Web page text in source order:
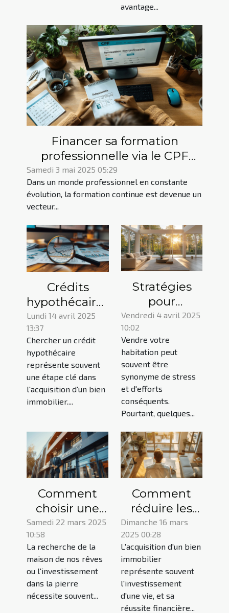
avantage...
Financer sa formation
professionnelle via le CPF
mode d'emploi et astuces
Samedi 3 mai 2025 05:29
Dans un monde professionnel en constante
évolution, la formation continue est devenue un
vecteur...
Crédits
hypothécaires
comment
trouver les
taux les plus
bas en
période de
volatilité
Lundi 14 avril 2025
13:37
Chercher un crédit
hypothécaire
représente souvent
une étape clé dans
l'acquisition d'un bien
immobilier....
Stratégies
pour
augmenter la
valeur de
votre
propriété
avant la vente
Vendredi 4 avril 2025
10:02
Vendre votre
habitation peut
souvent être
synonyme de stress
et d'efforts
conséquents.
Pourtant, quelques...
Comment
choisir une
agence pour
vos projets
immobilier et
financement
Samedi 22 mars 2025
10:58
La recherche de la
maison de nos rêves
ou l'investissement
dans la pierre
nécessite souvent...
Comment
réduire les
coûts de
votre crédit
immobilier en
choisissant la
bonne
assurance ?
Dimanche 16 mars
2025 00:28
L'acquisition d'un bien
immobilier
représente souvent
l'investissement
d'une vie, et sa
réussite financière...